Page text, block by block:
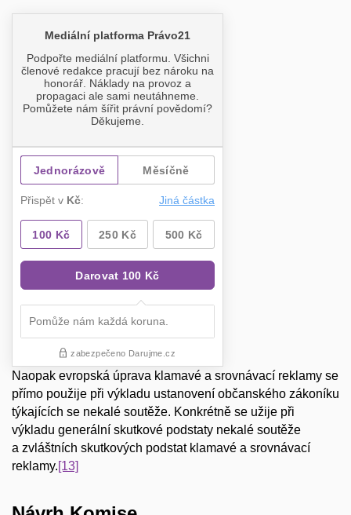
Naopak evropská úprava klamavé a srovnávací reklamy se
přímo použije při výkladu ustanovení občanského zákoníku
týkajících se nekalé soutěže. Konkrétně se užije při
výkladu generální skutkové podstaty nekalé soutěže
a zvláštních skutkových podstat klamavé a srovnávací
reklamy.[13]